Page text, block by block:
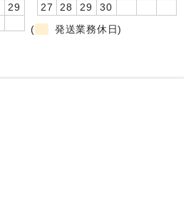
29
27
28 29
30
(
発送業務休日)